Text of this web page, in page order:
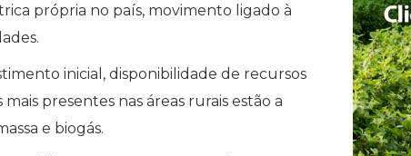
própria no país, movimento ligado à
inicial, disponibilidade de recursos
presentes nas áreas rurais estão a
e biogás.